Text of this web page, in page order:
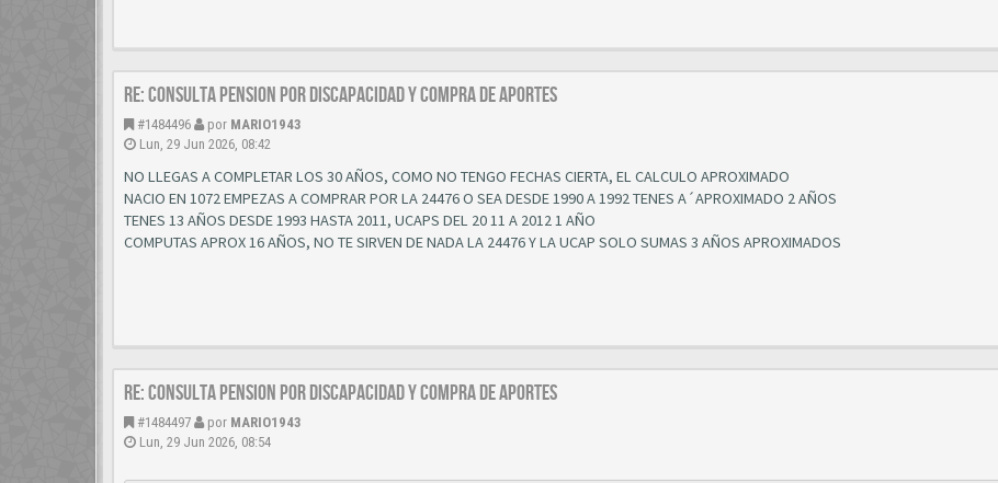
Re: CONSULTA PENSION POR DISCAPACIDAD Y COMPRA DE APORTES
#1484496 por MARIO1943
Lun, 29 Jun 2026, 08:42
NO LLEGAS A COMPLETAR LOS 30 AÑOS, COMO NO TENGO FECHAS CIERTA, EL CALCULO APROXIMADO
NACIO EN 1072 EMPEZAS A COMPRAR POR LA 24476 O SEA DESDE 1990 A 1992 TENES A´APROXIMADO 2 AÑOS
TENES 13 AÑOS DESDE 1993 HASTA 2011, UCAPS DEL 20 11 A 2012 1 AÑO
COMPUTAS APROX 16 AÑOS, NO TE SIRVEN DE NADA LA 24476 Y LA UCAP SOLO SUMAS 3 AÑOS APROXIMADOS
Re: CONSULTA PENSION POR DISCAPACIDAD Y COMPRA DE APORTES
#1484497 por MARIO1943
Lun, 29 Jun 2026, 08:54